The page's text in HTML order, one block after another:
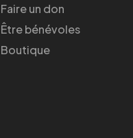
Faire un don
Être bénévoles
Boutique